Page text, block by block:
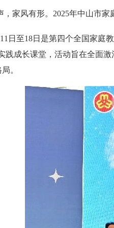
，家风有形。2025年中山市
日至18日是第四个全国家庭
践成长课堂，活动旨在全面
。